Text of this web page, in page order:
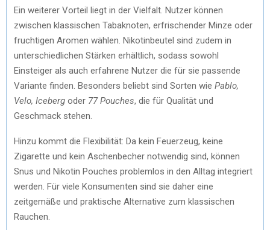
Ein weiterer Vorteil liegt in der Vielfalt. Nutzer können
zwischen klassischen Tabaknoten, erfrischender Minze oder
fruchtigen Aromen wählen. Nikotinbeutel sind zudem in
unterschiedlichen Stärken erhältlich, sodass sowohl
Einsteiger als auch erfahrene Nutzer die für sie passende
Variante finden. Besonders beliebt sind Sorten wie Pablo,
Velo, Iceberg oder 77 Pouches, die für Qualität und
Geschmack stehen.
Hinzu kommt die Flexibilität: Da kein Feuerzeug, keine
Zigarette und kein Aschenbecher notwendig sind, können
Snus und Nikotin Pouches problemlos in den Alltag integriert
werden. Für viele Konsumenten sind sie daher eine
zeitgemäße und praktische Alternative zum klassischen
Rauchen.